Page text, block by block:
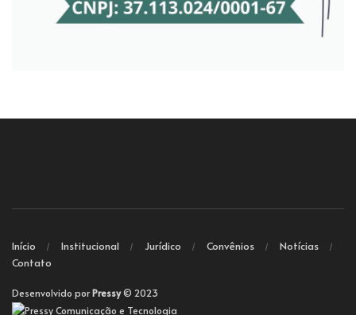
Início Institucional Jurídico Convênios
Notícias
Contato
Desenvolvido porPressy© 2023